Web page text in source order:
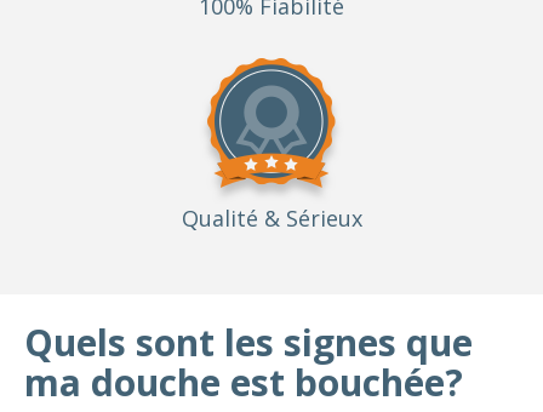
100% Fiabilité
Qualité & Sérieux
Quels sont les signes que
ma douche est bouchée?